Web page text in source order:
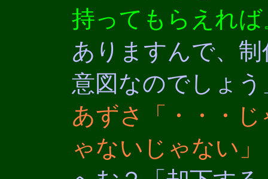
持ってもらえれば
ありますんで、
意図なのでしょう
あずさ「・・・
ゃないじゃない」